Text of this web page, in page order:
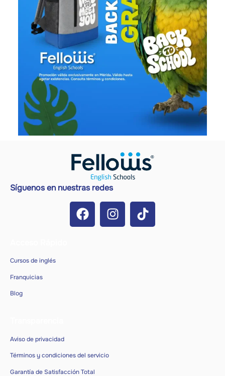
Síguenos en nuestras redes
Cursos de inglés
Franquicias
Blog
Aviso de privacidad
Términos y condiciones del servicio
Garantía de Satisfacción Total